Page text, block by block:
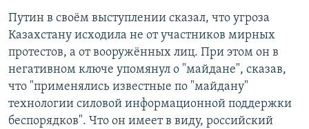
Путин в своём выступлении сказал, что угроза
Казахстану исходила не от участников мирных
протестов, а от вооружённых лиц. При этом он в
негативном ключе упомянул о "майдане", сказав,
что "применялись известные по "майдану"
технологии силовой информационной поддержки
беспорядков". Что он имеет в виду, российский